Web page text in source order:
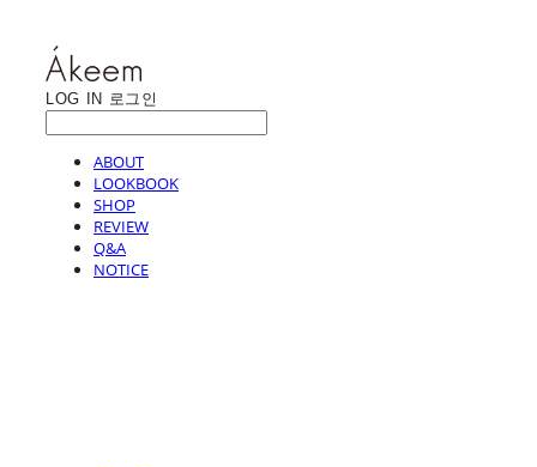
LOG IN 로그인
ABOUT
LOOKBOOK
SHOP
REVIEW
Q&A
NOTICE